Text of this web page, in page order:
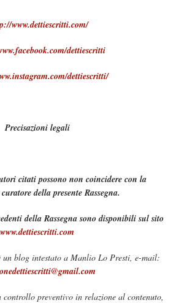
www.dettiescritti.com/
dettiescritti
dettiescritti/
Precisazioni legali
citati possono non coincidere con la
della presente Rassegna.
della Rassegna sono disponibili sul sito
www.dettiescritti.com
un blog intestato a Manlio Lo Presti, e-mail:
preventivo in relazione al contenuto,